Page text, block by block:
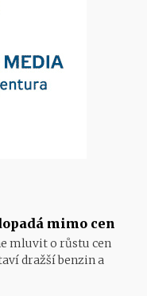
mimo cen
mluvit o růstu cen
dražší benzin a